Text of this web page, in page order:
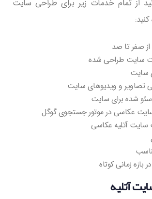
از تمام خدمات زیر برای طراحی سایت
صفر تا صد
سایت طراحی شده
سایت
تصاویر و ویدیوهای سایت
سئو شده برای سایت
سایت عکاسی در موتور جستجوی گوگل
آتلیه عکاسی
زمانی کوتاه
آتلیه